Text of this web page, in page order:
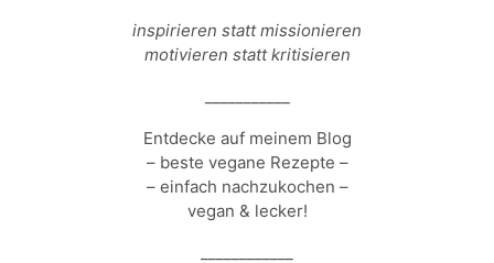
inspirieren statt missionieren
motivieren statt kritisieren
Entdecke auf meinem Blog
– beste vegane Rezepte –
– einfach nachzukochen –
vegan & lecker!